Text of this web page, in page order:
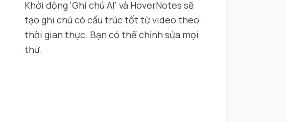
Khởi động 'Ghi chú AI' và HoverNotes sẽ
tạo ghi chú có cấu trúc tốt từ video theo
thời gian thực. Bạn có thể chỉnh sửa mọi
thứ.